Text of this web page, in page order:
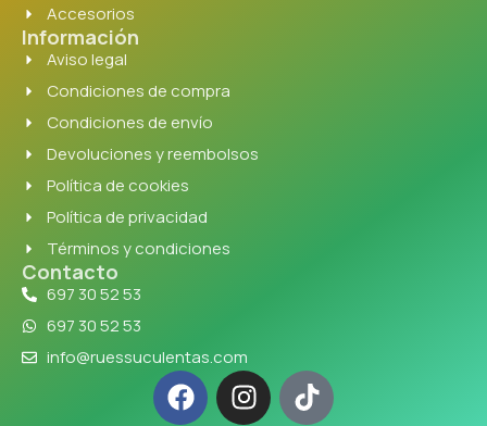
Accesorios
Información
Aviso legal
Condiciones de compra
Condiciones de envío
Devoluciones y reembolsos
Política de cookies
Política de privacidad
Términos y condiciones
Contacto
697 30 52 53
697 30 52 53
info@ruessuculentas.com